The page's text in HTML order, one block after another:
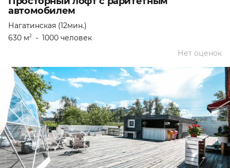
автомобилем
Нагатинская (12мин.)
630 м2 • 1000 человек
Нет оценок